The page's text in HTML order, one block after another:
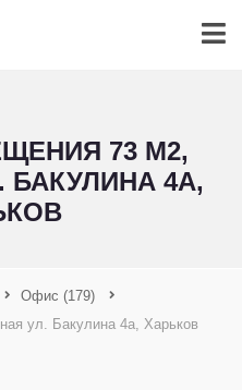
73 М2,
БАКУЛИНА 4А,
Офис (179)
ул. Бакулина 4а, Харьков